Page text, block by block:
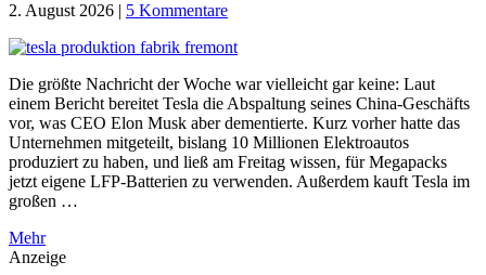
2. August 2026 | 5 Kommentare
Die größte Nachricht der Woche war vielleicht gar keine: Laut
einem Bericht bereitet Tesla die Abspaltung seines China-Geschäfts
vor, was CEO Elon Musk aber dementierte. Kurz vorher hatte das
Unternehmen mitgeteilt, bislang 10 Millionen Elektroautos
produziert zu haben, und ließ am Freitag wissen, für Megapacks
jetzt eigene LFP-Batterien zu verwenden. Außerdem kauft Tesla im
großen …
Mehr
Anzeige